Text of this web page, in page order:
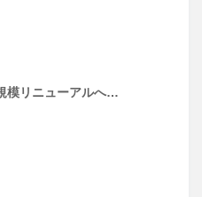
模リニューアルへ…